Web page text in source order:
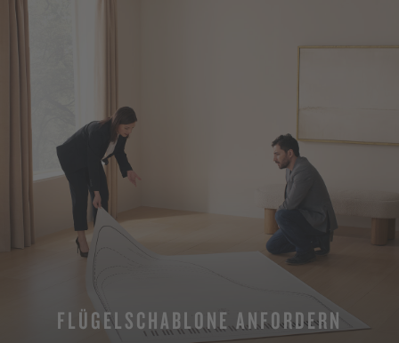
FLÜGELSCHABLONE ANFORDERN